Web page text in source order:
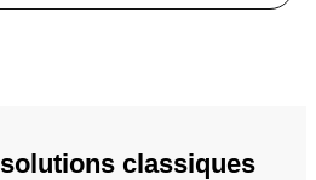
classiques